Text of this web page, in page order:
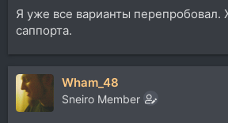
Я уже все варианты перепробовал.
саппорта.
Wham_48
Sneiro Member